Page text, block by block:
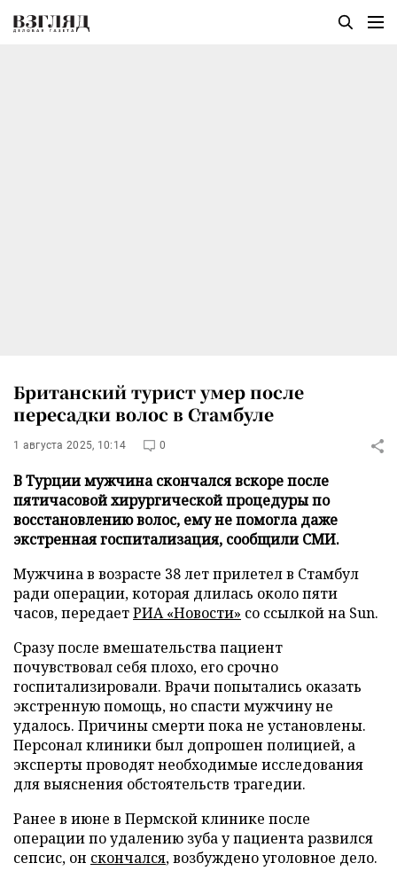
Британский турист умер после
пересадки волос в Стамбуле
1 августа 2025, 10:14 0
В Турции мужчина скончался вскоре после
пятичасовой хирургической процедуры по
восстановлению волос, ему не помогла даже
экстренная госпитализация, сообщили СМИ.
Мужчина в возрасте 38 лет прилетел в Стамбул
ради операции, которая длилась около пяти
часов, передаетРИА «Новости» со ссылкой на Sun.
Сразу после вмешательства пациент
почувствовал себя плохо, его срочно
госпитализировали. Врачи попытались оказать
экстренную помощь, но спасти мужчину не
удалось. Причины смерти пока не установлены.
Персонал клиники был допрошен полицией, а
эксперты проводят необходимые исследования
для выяснения обстоятельств трагедии.
Ранее в июне в Пермской клинике после
операции по удалению зуба у пациента развился
сепсис, он скончался, возбуждено уголовное дело.